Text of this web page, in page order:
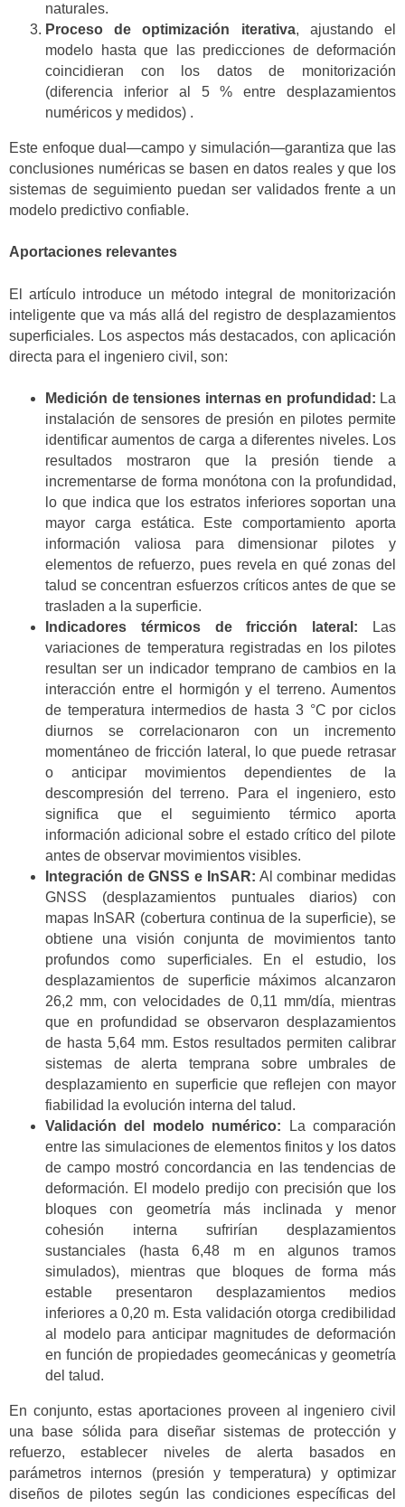
naturales.
Proceso de optimización iterativa, ajustando el
modelo hasta que las predicciones de deformación
coincidieran con los datos de monitorización
(diferencia inferior al 5 % entre desplazamientos
numéricos y medidos) .
Este enfoque dual—campo y simulación—garantiza que las
conclusiones numéricas se basen en datos reales y que los
sistemas de seguimiento puedan ser validados frente a un
modelo predictivo confiable.
Aportaciones relevantes
El artículo introduce un método integral de monitorización
inteligente que va más allá del registro de desplazamientos
superficiales. Los aspectos más destacados, con aplicación
directa para el ingeniero civil, son:
Medición de tensiones internas en profundidad: La
instalación de sensores de presión en pilotes permite
identificar aumentos de carga a diferentes niveles. Los
resultados mostraron que la presión tiende a
incrementarse de forma monótona con la profundidad,
lo que indica que los estratos inferiores soportan una
mayor carga estática. Este comportamiento aporta
información valiosa para dimensionar pilotes y
elementos de refuerzo, pues revela en qué zonas del
talud se concentran esfuerzos críticos antes de que se
trasladen a la superficie.
Indicadores térmicos de fricción lateral: Las
variaciones de temperatura registradas en los pilotes
resultan ser un indicador temprano de cambios en la
interacción entre el hormigón y el terreno. Aumentos
de temperatura intermedios de hasta 3 °C por ciclos
diurnos se correlacionaron con un incremento
momentáneo de fricción lateral, lo que puede retrasar
o anticipar movimientos dependientes de la
descompresión del terreno. Para el ingeniero, esto
significa que el seguimiento térmico aporta
información adicional sobre el estado crítico del pilote
antes de observar movimientos visibles.
Integración de GNSS e InSAR: Al combinar medidas
GNSS (desplazamientos puntuales diarios) con
mapas InSAR (cobertura continua de la superficie), se
obtiene una visión conjunta de movimientos tanto
profundos como superficiales. En el estudio, los
desplazamientos de superficie máximos alcanzaron
26,2 mm, con velocidades de 0,11 mm/día, mientras
que en profundidad se observaron desplazamientos
de hasta 5,64 mm. Estos resultados permiten calibrar
sistemas de alerta temprana sobre umbrales de
desplazamiento en superficie que reflejen con mayor
fiabilidad la evolución interna del talud.
Validación del modelo numérico: La comparación
entre las simulaciones de elementos finitos y los datos
de campo mostró concordancia en las tendencias de
deformación. El modelo predijo con precisión que los
bloques con geometría más inclinada y menor
cohesión interna sufrirían desplazamientos
sustanciales (hasta 6,48 m en algunos tramos
simulados), mientras que bloques de forma más
estable presentaron desplazamientos medios
inferiores a 0,20 m. Esta validación otorga credibilidad
al modelo para anticipar magnitudes de deformación
en función de propiedades geomecánicas y geometría
del talud.
En conjunto, estas aportaciones proveen al ingeniero civil
una base sólida para diseñar sistemas de protección y
refuerzo, establecer niveles de alerta basados en
parámetros internos (presión y temperatura) y optimizar
diseños de pilotes según las condiciones específicas del